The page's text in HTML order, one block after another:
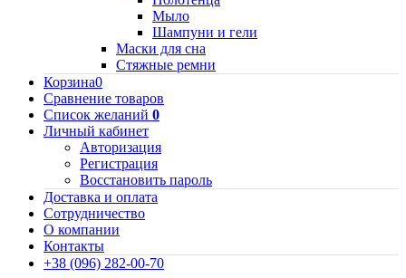
Мыло
Шампуни и гели
Маски для сна
Стяжные ремни
Корзина0
Сравнение товаров
Список желаний 0
Личный кабинет
Авторизация
Регистрация
Восстановить пароль
Доставка и оплата
Сотрудничество
О компании
Контакты
+38 (096) 282-00-70